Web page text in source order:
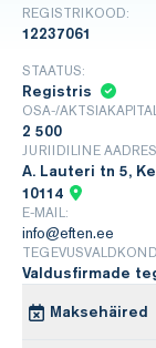
REGISTRIKOOD:
12237061
STAATUS:
Registris
OSA-/
2 500
JURIIDILINE
A. Lauteri tn 5,
10114
E-MAIL:
info@eften.ee
Valdusfirmade
Maksehäired